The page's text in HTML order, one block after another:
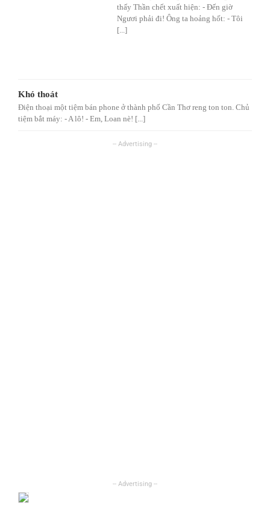
thấy Thần chết xuất hiện: - Đến giờ
Ngươi phải đi! Ông ta hoảng hốt: - Tôi
[...]
Khó thoát
Điện thoại một tiệm bán phone ở thành phố Cần Thơ reng ton ton. Chủ
tiệm bắt máy: - A lô! - Em, Loan nè! [...]